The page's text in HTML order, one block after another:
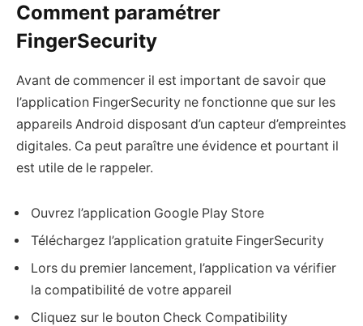
Comment paramétrer
FingerSecurity
Avant de commencer il est important de savoir que
l’application FingerSecurity ne fonctionne que sur les
appareils Android disposant d’un capteur d’empreintes
digitales. Ca peut paraître une évidence et pourtant il
est utile de le rappeler.
Ouvrez l’application Google Play Store
Téléchargez l’application gratuite FingerSecurity
Lors du premier lancement, l’application va vérifier
la compatibilité de votre appareil
Cliquez sur le bouton Check Compatibility